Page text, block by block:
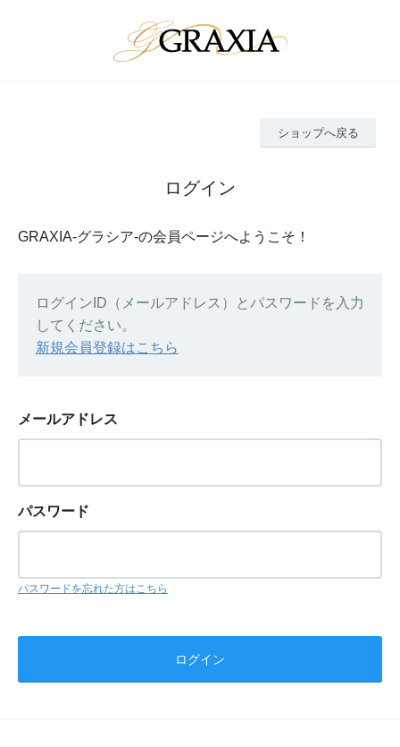
ショップへ戻る
ログイン
GRAXIA-グラシア-の会員ページへようこそ！
ログインID（メールアドレス）とパスワードを入力
してください。
新規会員登録はこちら
メールアドレス
パスワード
パスワードを忘れた方はこちら